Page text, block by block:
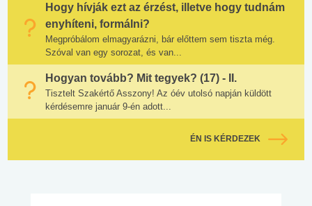
Hogy hívják ezt az érzést, illetve hogy tudnám
enyhíteni, formálni?
Megpróbálom elmagyarázni, bár előttem sem tiszta még.
Szóval van egy sorozat, és van...
Hogyan tovább? Mit tegyek? (17) - II.
Tisztelt Szakértő Asszony! Az óév utolsó napján küldött
kérdésemre január 9-én adott...
ÉN IS KÉRDEZEK